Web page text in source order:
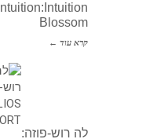
Intuition:Intuition
Blossom
קרא עוד ←
לה רוש-פוזה: